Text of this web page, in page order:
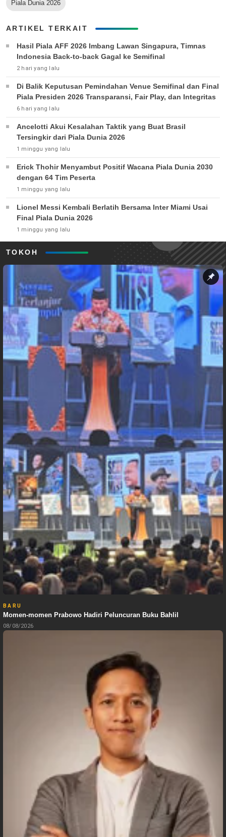
Piala Dunia 2026
ARTIKEL TERKAIT
Hasil Piala AFF 2026 Imbang Lawan Singapura, Timnas
Indonesia Back-to-back Gagal ke Semifinal
2 hari yang lalu
Di Balik Keputusan Pemindahan Venue Semifinal dan Final
Piala Presiden 2026 Transparansi, Fair Play, dan Integritas
6 hari yang lalu
Ancelotti Akui Kesalahan Taktik yang Buat Brasil
Tersingkir dari Piala Dunia 2026
1 minggu yang lalu
Erick Thohir Menyambut Positif Wacana Piala Dunia 2030
dengan 64 Tim Peserta
1 minggu yang lalu
Lionel Messi Kembali Berlatih Bersama Inter Miami Usai
Final Piala Dunia 2026
1 minggu yang lalu
TOKOH
BARU
Momen-momen Prabowo Hadiri Peluncuran Buku Bahlil
08/08/2026